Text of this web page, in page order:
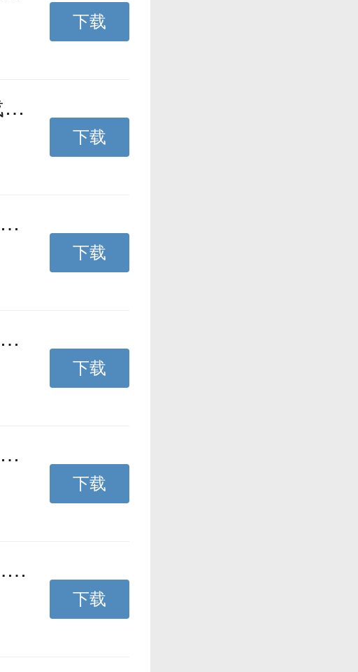
下载
差不多英雄5.8.7破解版下载v5.8.7 安卓修改版
下载
魔窟无尽的地下城阿飞原创下载v1.17 安卓最新版
下载
魔窟无尽的地下城内购破解版下载v1.17 安卓最新版
下载
大魔法远征手游下载v1.3.9 安卓版
下载
英雄之王二次元手游下载v1.5.111908 安卓版
下载